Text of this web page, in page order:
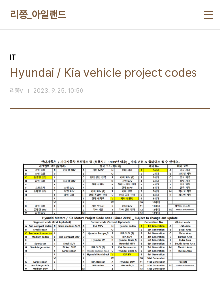
리쫑_아일랜드
IT
Hyundai / Kia vehicle project codes
리쫑v 2023. 9. 25. 10:50